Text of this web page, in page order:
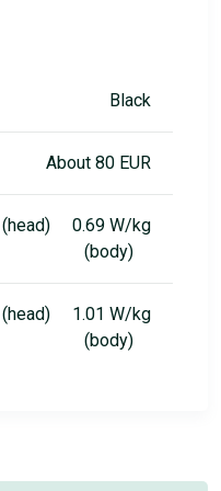
Black
About 80 EUR
(head) 0.69 W/kg
(body)
(head) 1.01 W/kg
(body)